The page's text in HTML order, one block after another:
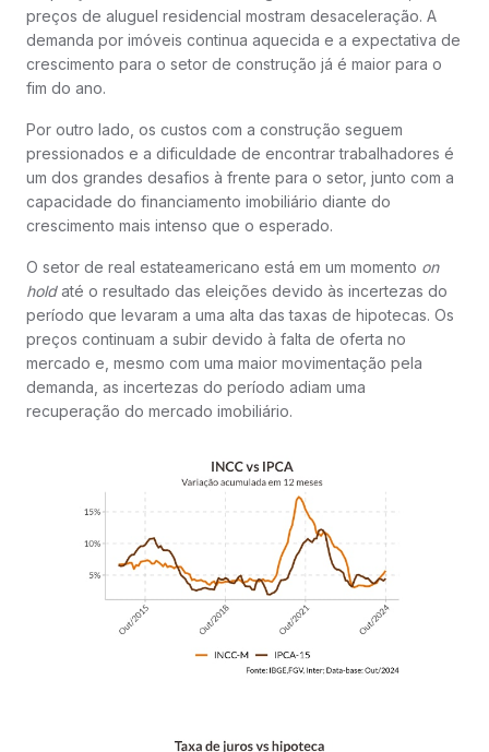
preços de aluguel residencial mostram desaceleração. A
demanda por imóveis continua aquecida e a expectativa de
crescimento para o setor de construção já é maior para o
fim do ano.
Por outro lado, os custos com a construção seguem
pressionados e a dificuldade de encontrar trabalhadores é
um dos grandes desafios à frente para o setor, junto com a
capacidade do financiamento imobiliário diante do
crescimento mais intenso que o esperado.
O setor de real estateamericano está em um momento on
holdaté o resultado das eleições devido às incertezas do
período que levaram a uma alta das taxas de hipotecas. Os
preços continuam a subir devido à falta de oferta no
mercado e, mesmo com uma maior movimentação pela
demanda, as incertezas do período adiam uma
recuperação do mercado imobiliário.